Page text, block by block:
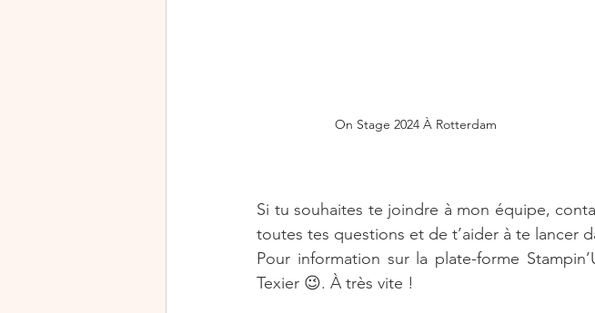
On Stage 2024 À Rotterdam
Si tu souhaites te joindre à mon équipe,
toutes tes questions et de t’aider à te lancer
Pour information sur la plate-forme
Texier 😉. À très vite !